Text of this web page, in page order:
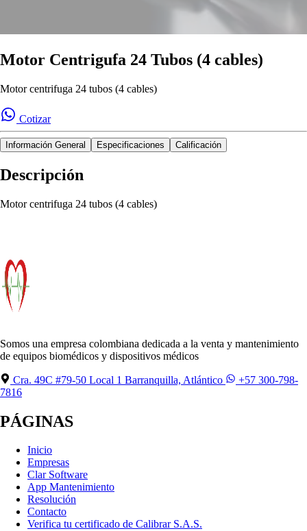
Motor Centrigufa 24 Tubos (4 cables)
Motor centrifuga 24 tubos (4 cables)
Cotizar
Información General Especificaciones Calificación
Descripción
Motor centrifuga 24 tubos (4 cables)
Somos una empresa colombiana dedicada a la venta y mantenimiento
de equipos biomédicos y dispositivos médicos
Cra. 49C #79-50 Local 1 Barranquilla, Atlántico
+57 300-798-
7816
PÁGINAS
Inicio
Empresas
Clar Software
App Mantenimiento
Resolución
Contacto
Verifica tu certificado de Calibrar S.A.S.